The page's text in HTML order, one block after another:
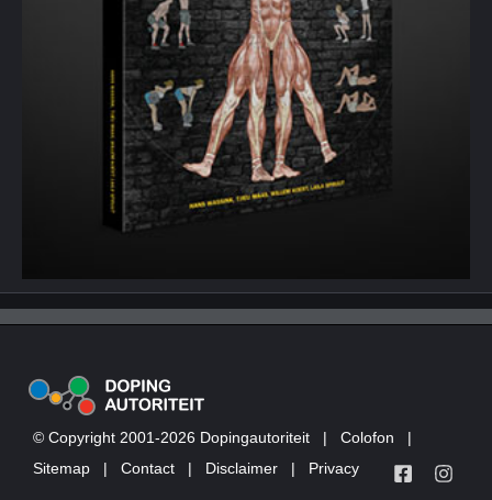
© Copyright 2001-2026 Dopingautoriteit | Colofon
|
Sitemap
| Contact | Disclaimer | Privacy